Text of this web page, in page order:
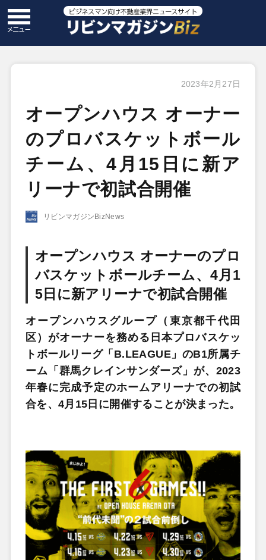
2023年2月27日
オープンハウス オーナー
のプロバスケットボール
チーム、4月15日に新ア
リーナで初試合開催
リビンマガジンBizNews
オープンハウス オーナーのプロ
バスケットボールチーム、4月1
5日に新アリーナで初試合開催
オープンハウスグループ（東京都千代田
区）がオーナーを務める日本プロバスケッ
トボールリーグ「B.LEAGUE」のB1所属チ
ーム「群馬クレインサンダーズ」が、2023
年春に完成予定のホームアリーナでの初試
合を、4月15日に開催することが決まった。